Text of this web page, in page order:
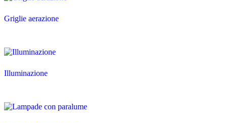
Griglie aerazione
Illuminazione